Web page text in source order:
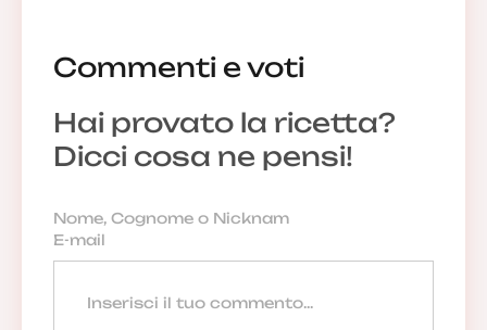
Commenti e voti
Hai provato la ricetta?
Dicci cosa ne pensi!